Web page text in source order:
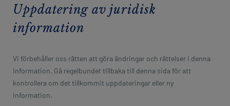
Uppdatering av juridisk
information
Vi förbehåller oss rätten att göra ändringar och rättelser i denna
information. Gå regelbundet tillbaka till denna sida för att
kontrollera om det tillkommit uppdateringar eller ny
information.